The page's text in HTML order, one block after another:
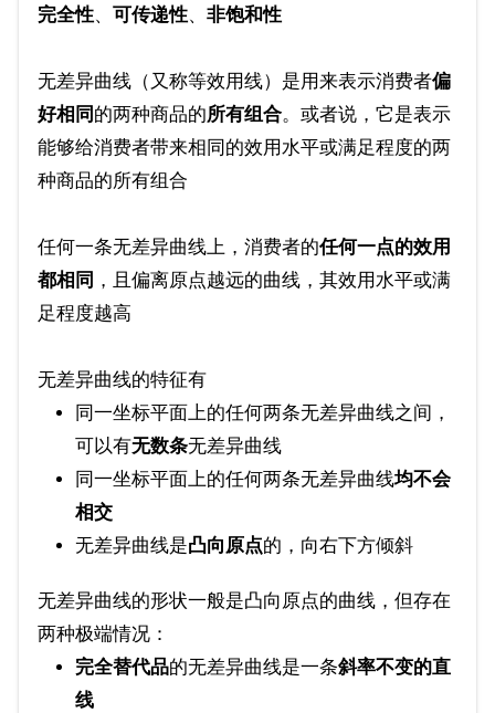
完全性、 可传递性、 非饱和性
无差异曲线（又称等效用线）是用来表示消费者偏
好相同 的两种商品的所有组合。或者说，它是表示
能够给消费者带来相同的效用水平或满足程度的两
种商品的所有组合
任何一条无差异曲线上，消费者的任何一点的效用
都相同 ，且偏离原点越远的曲线，其效用水平或满
足程度越高
无差异曲线的特征有
同一坐标平面上的任何两条无差异曲线之间，
可以有无数条无差异曲线
同一坐标平面上的任何两条无差异曲线均不会
相交
无差异曲线是凸向原点的，向右下方倾斜
无差异曲线的形状一般是凸向原点的曲线，但存在
两种极端情况：
完全替代品的无差异曲线是一条斜率不变的直
线